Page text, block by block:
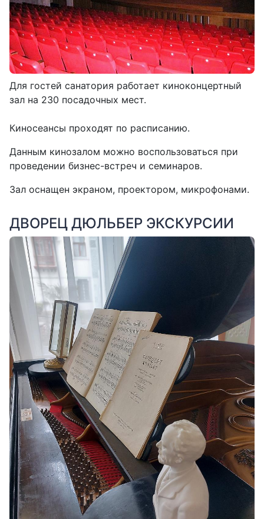
Для гостей санатория работает киноконцертный
зал на 230 посадочных мест.
Киносеансы проходят по расписанию.
Данным кинозалом можно воспользоваться при
проведении бизнес-встреч и семинаров.
Зал оснащен экраном, проектором, микрофонами.
ДВОРЕЦ ДЮЛЬБЕР ЭКСКУРСИИ